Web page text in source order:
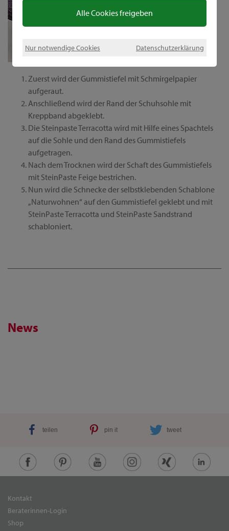
Alle Cookies freigeben
Nur notwendige Cookies Datenschutzerklärung
Zuerst wird der Gummistiefel mit Schmirgelpapier
aufgeraut.
Anschließend wird der Rand der Schuhsohle mit
Kreppband abgeklebt.
Die Steinpaste Terracotta wird mit Hilfe eines Spachtels
auf die Sohle und den Rand des Gummistiefels
aufgetragen.
Nach dem Trocknen wird der Schaft des Gummistiefels
mit SteinPaste Feige bestrichen.
Nun wird die Schnecke der selbstklebenden Schablone
„Naturwohnen“ auf den Gummistiefel geklebt und mit
SteinPaste Terracotta und SteinPaste Sandstrand
schabloniert.
News
teilen pin it tweet
Kontakt
Beraterinnen-Login
Shop